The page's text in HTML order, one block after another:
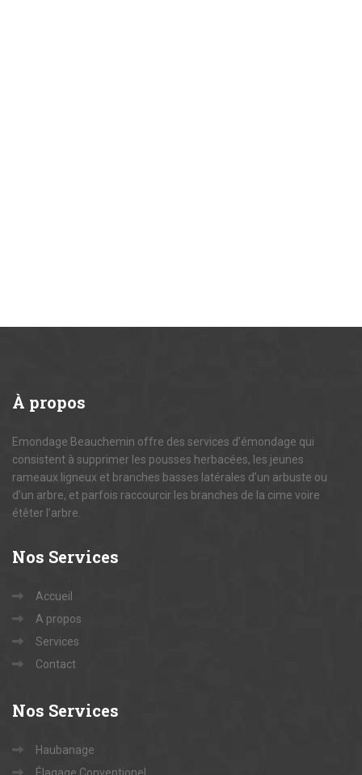
À propos
Emondage Beauchemin offre des services d’émondage qui
consistent à supprimer les pousses herbacées, les jeunes
rameaux ligneux et branches basses latérales d’un arbuste ou
d’un arbre, et parfois raccourcir les branches de la cime voire
étêter l’arbre.
Nos Services
Accueil
A propos
Services
Contact
Nos Services
Haubanage